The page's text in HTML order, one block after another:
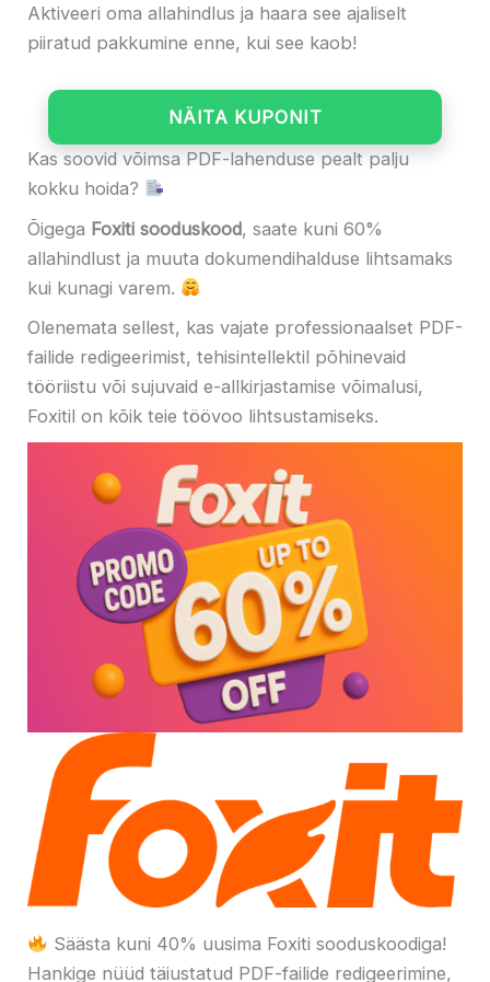
Aktiveeri oma allahindlus ja haara see ajaliselt
piiratud pakkumine enne, kui see kaob!
NÄITA KUPONIT
Kas soovid võimsa PDF-lahenduse pealt palju
kokku hoida?
Õigega Foxiti sooduskood, saate kuni 60%
allahindlust ja muuta dokumendihalduse lihtsamaks
kui kunagi varem.
Olenemata sellest, kas vajate professionaalset PDF-
failide redigeerimist, tehisintellektil põhinevaid
tööriistu või sujuvaid e-allkirjastamise võimalusi,
Foxitil on kõik teie töövoo lihtsustamiseks.
Säästa kuni 40% uusima Foxiti sooduskoodiga!
Hankige nüüd täiustatud PDF-failide redigeerimine,